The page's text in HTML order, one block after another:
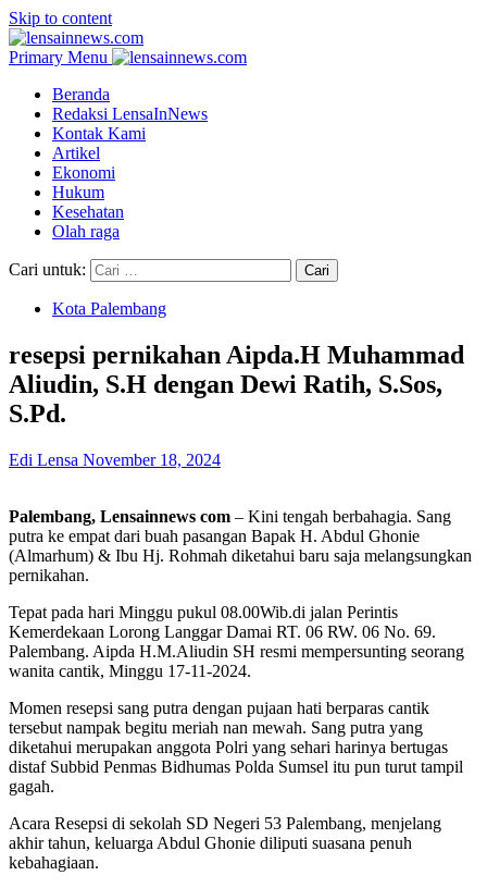
Skip to content
Primary Menu
Beranda
Redaksi LensaInNews
Kontak Kami
Artikel
Ekonomi
Hukum
Kesehatan
Olah raga
Cari untuk:
Kota Palembang
resepsi pernikahan Aipda.H Muhammad
Aliudin, S.H dengan Dewi Ratih, S.Sos,
S.Pd.
Edi Lensa November 18, 2024
Palembang, Lensainnews com – Kini tengah berbahagia. Sang
putra ke empat dari buah pasangan Bapak H. Abdul Ghonie
(Almarhum) & Ibu Hj. Rohmah diketahui baru saja melangsungkan
pernikahan.
Tepat pada hari Minggu pukul 08.00Wib.di jalan Perintis
Kemerdekaan Lorong Langgar Damai RT. 06 RW. 06 No. 69.
Palembang. Aipda H.M.Aliudin SH resmi mempersunting seorang
wanita cantik, Minggu 17-11-2024.
Momen resepsi sang putra dengan pujaan hati berparas cantik
tersebut nampak begitu meriah nan mewah. Sang putra yang
diketahui merupakan anggota Polri yang sehari harinya bertugas
distaf Subbid Penmas Bidhumas Polda Sumsel itu pun turut tampil
gagah.
Acara Resepsi di sekolah SD Negeri 53 Palembang, menjelang
akhir tahun, keluarga Abdul Ghonie diliputi suasana penuh
kebahagiaan.